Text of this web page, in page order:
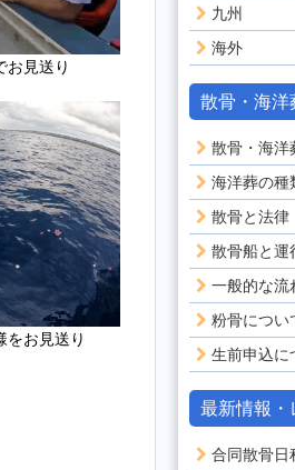
お見送り
をお見送り
九州
海外
散骨・海洋
散骨・海洋
海洋葬の種
散骨と法律
散骨船と運
一般的な流
粉骨につい
生前申込に
最新情報・
合同散骨日